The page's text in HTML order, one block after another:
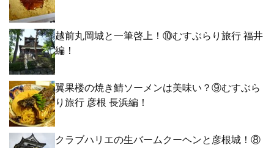
越前丸岡城と一筆啓上！⑩むすぶらり旅行 福井
編！
翼果楼の焼き鯖ソーメンは美味い？⑨むすぶら
り旅行 彦根 長浜編！
クラブハリエの生バームクーヘンと彦根城！⑧